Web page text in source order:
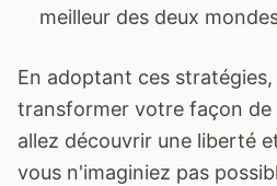
meilleur des deux
En adoptant ces stratégies,
transformer votre façon de
allez découvrir une liberté
vous n'imaginiez pas